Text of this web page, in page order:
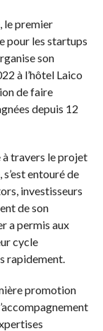
le premier
pour les startups
son
à l’hôtel Laico
de faire
depuis 12
à travers le projet
entouré de
investisseurs
de son
a permis aux
cycle
rapidement.
promotion